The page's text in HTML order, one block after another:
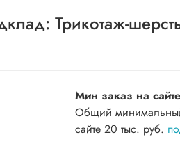
Трикотаж-
Мин заказ на
Общий
сайте 20 тыс. руб.